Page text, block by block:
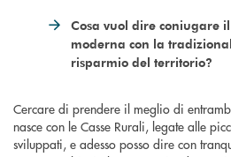
Cosa vuol dire coniugare
moderna con la
risparmio del territorio?
Cercare di prendere il meglio di
nasce con le Casse Rurali, legate alle
sviluppati, e adesso posso dire con